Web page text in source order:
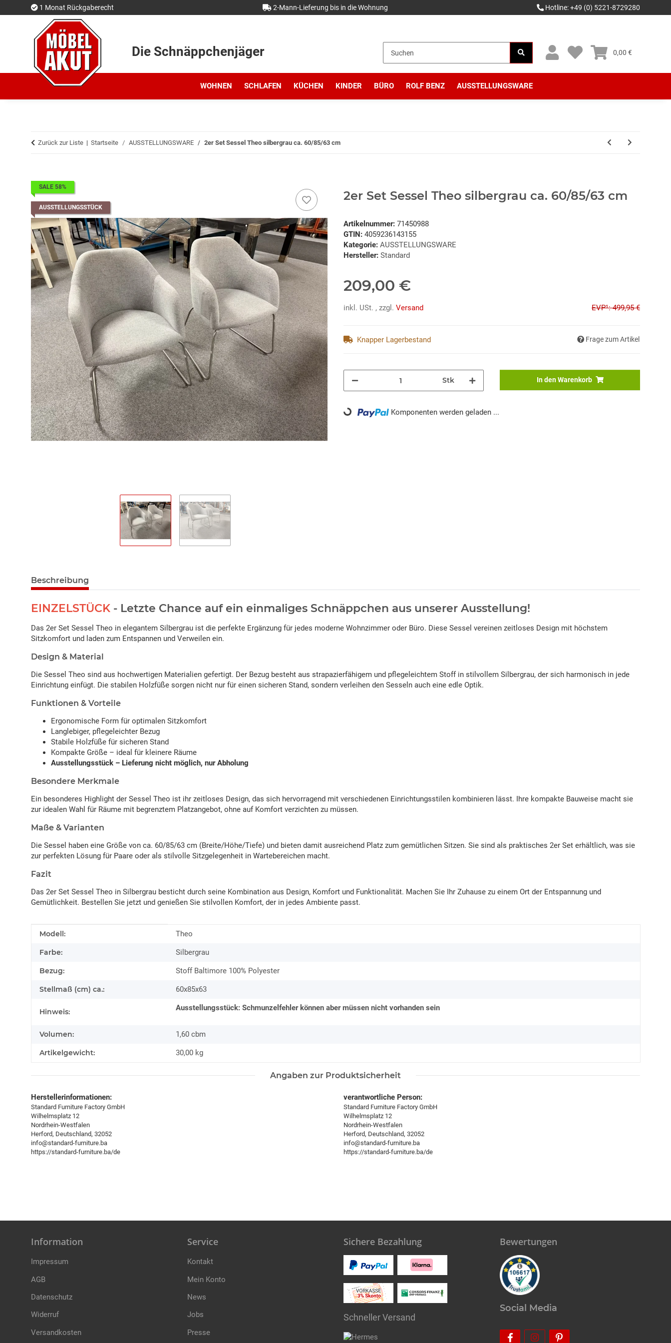
1 Monat Rückgaberecht 2-Mann-Lieferung bis in die Wohnung Hotline: +49 (0) 5221-8729280
Die Schnäppchenjäger 0,00 €
WOHNEN SCHLAFEN KÜCHEN KINDER BÜRO ROLF BENZ AUSSTELLUNGSWARE
Zurück zur Liste Startseite AUSSTELLUNGSWARE 2er Set Sessel Theo silbergrau ca. 60/85/63 cm
SALE 58%
AUSSTELLUNGSSTÜCK
2er Set Sessel Theo silbergrau ca. 60/85/63 cm
Artikelnummer: 71450988
GTIN: 4059236143155
Kategorie: AUSSTELLUNGSWARE
Hersteller: Standard
209,00 €
inkl. USt. , zzgl. Versand EVP¹: 499,95 €
Knapper Lagerbestand Frage zum Artikel
Stk In den Warenkorb
Loading... Komponenten werden geladen ...
Beschreibung
EINZELSTÜCK - Letzte Chance auf ein einmaliges Schnäppchen aus unserer Ausstellung!
Das 2er Set Sessel Theo in elegantem Silbergrau ist die perfekte Ergänzung für jedes moderne Wohnzimmer oder Büro. Diese Sessel vereinen zeitloses Design mit höchstem
Sitzkomfort und laden zum Entspannen und Verweilen ein.
Design & Material
Die Sessel Theo sind aus hochwertigen Materialien gefertigt. Der Bezug besteht aus strapazierfähigem und pflegeleichtem Stoff in stilvollem Silbergrau, der sich harmonisch in jede
Einrichtung einfügt. Die stabilen Holzfüße sorgen nicht nur für einen sicheren Stand, sondern verleihen den Sesseln auch eine edle Optik.
Funktionen & Vorteile
Ergonomische Form für optimalen Sitzkomfort
Langlebiger, pflegeleichter Bezug
Stabile Holzfüße für sicheren Stand
Kompakte Größe – ideal für kleinere Räume
Ausstellungsstück – Lieferung nicht möglich, nur Abholung
Besondere Merkmale
Ein besonderes Highlight der Sessel Theo ist ihr zeitloses Design, das sich hervorragend mit verschiedenen Einrichtungsstilen kombinieren lässt. Ihre kompakte Bauweise macht sie
zur idealen Wahl für Räume mit begrenztem Platzangebot, ohne auf Komfort verzichten zu müssen.
Maße & Varianten
Die Sessel haben eine Größe von ca. 60/85/63 cm (Breite/Höhe/Tiefe) und bieten damit ausreichend Platz zum gemütlichen Sitzen. Sie sind als praktisches 2er Set erhältlich, was sie
zur perfekten Lösung für Paare oder als stilvolle Sitzgelegenheit in Wartebereichen macht.
Fazit
Das 2er Set Sessel Theo in Silbergrau besticht durch seine Kombination aus Design, Komfort und Funktionalität. Machen Sie Ihr Zuhause zu einem Ort der Entspannung und
Gemütlichkeit. Bestellen Sie jetzt und genießen Sie stilvollen Komfort, der in jedes Ambiente passt.
Produkteigenschaft
Wert
Modell: Theo
Farbe: Silbergrau
Bezug: Stoff Baltimore 100% Polyester
Stellmaß (cm) ca.: 60x85x63
Hinweis: Ausstellungsstück: Schmunzelfehler können aber müssen nicht vorhanden sein
Volumen: 1,60 cbm
Artikelgewicht: 30,00 kg
Angaben zur Produktsicherheit
Herstellerinformationen:
Standard Furniture Factory GmbH
Wilhelmsplatz 12
Nordrhein-Westfalen
Herford, Deutschland, 32052
info@standard-furniture.ba
https://standard-furniture.ba/de
verantwortliche Person:
Standard Furniture Factory GmbH
Wilhelmsplatz 12
Nordrhein-Westfalen
Herford, Deutschland, 32052
info@standard-furniture.ba
https://standard-furniture.ba/de
Information
Impressum
AGB
Datenschutz
Widerruf
Versandkosten
Service
Kontakt
Mein Konto
News
Jobs
Presse
Sichere Bezahlung
Schneller Versand
Bewertungen
Social Media